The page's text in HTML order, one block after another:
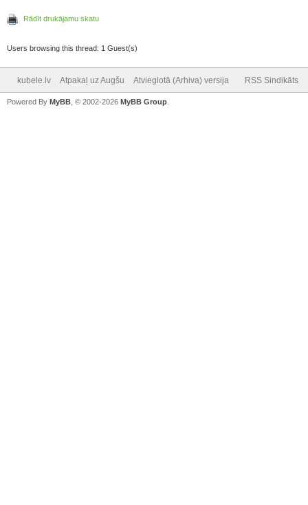
Rādīt drukājamu skatu
Users browsing this thread: 1 Guest(s)
kubele.lv Atpakaļ uz Augšu Atvieglotā (Arhiva) versija RSS Sindikāts
Powered By MyBB , © 2002-2026 MyBB Group